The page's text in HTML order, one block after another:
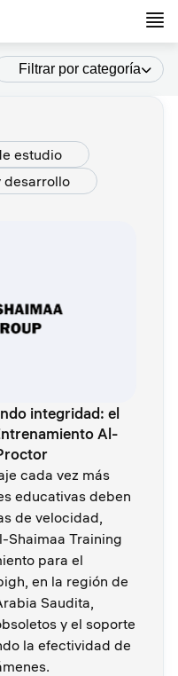
Filtrar por categoría
estudio
desarrollo
integridad: el
Al-
cada vez más
educativas deben
de velocidad,
Shaimaa Training
para el
en la región de
Saudita,
y el soporte
la efectividad de